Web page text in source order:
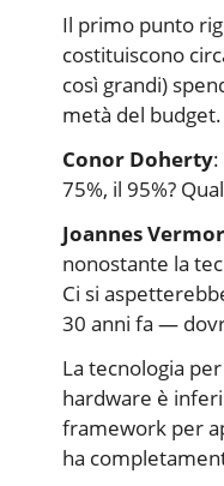
Il primo punto
costituiscono
così grandi)
metà del budget.
Conor Doherty
75%, il 95%?
Joannes
nonostante la
Ci si
30 anni fa —
La tecnologia
hardware è
framework per
ha